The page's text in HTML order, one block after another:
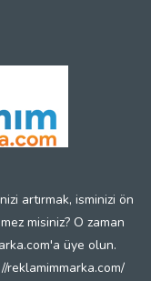
artırmak, isminizi ön
misiniz? O zaman
üye olun.